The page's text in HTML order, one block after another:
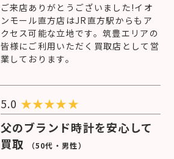
ご来店ありがとうございました!イオ
ンモール直方店はJR直方駅からもア
クセス可能な立地です。筑豊エリアの
皆様にご利用いただく買取店として営
業しております。
5.0 ★★★★★
父のブランド時計を安心して
買取
（50代・男性）